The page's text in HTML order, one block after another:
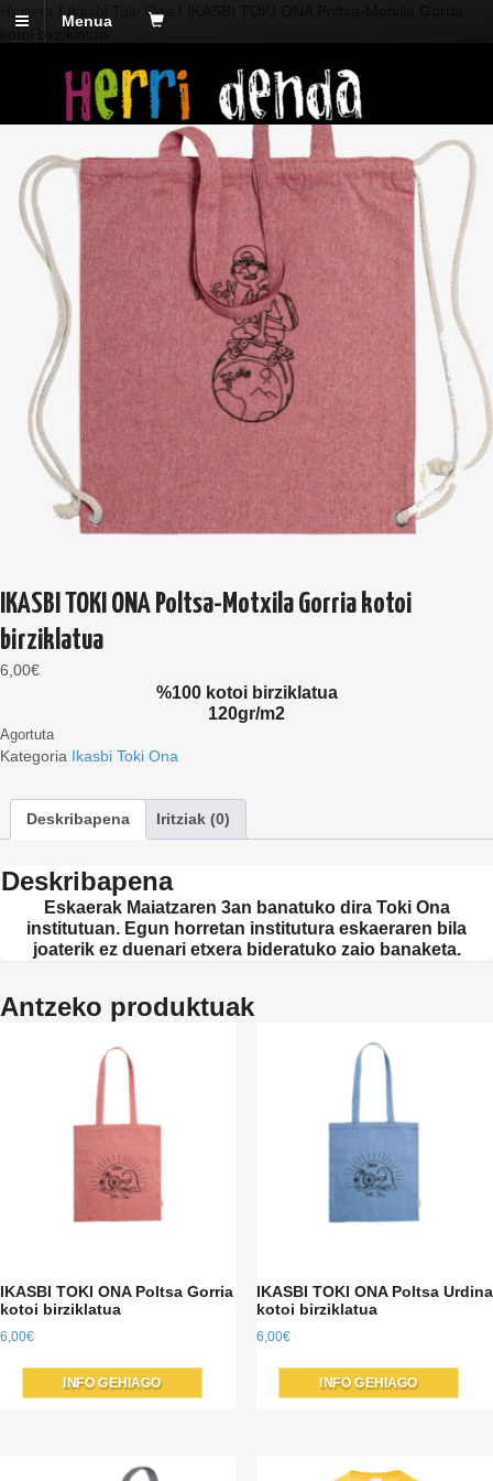
Menua
Ikasbi Toki Ona
IKASBI TOKI ONA Poltsa-Motxila Gorria kotoi
birziklatua
6,00€
%100 kotoi birziklatua
120gr/m2
Agortuta
Kategoria Ikasbi Toki Ona
Deskribapena Iritziak (0)
Deskribapena
Eskaerak Maiatzaren 3an banatuko dira Toki Ona
institutuan. Egun horretan institutura eskaeraren bila
joaterik ez duenari etxera bideratuko zaio banaketa.
Antzeko produktuak
IKASBI TOKI ONA Poltsa Gorria
kotoi birziklatua
6,00€
INFO GEHIAGO
IKASBI TOKI ONA Poltsa Urdina
kotoi birziklatua
6,00€
INFO GEHIAGO